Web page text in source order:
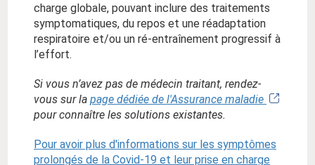
charge globale, pouvant inclure des traitements
symptomatiques, du repos et une réadaptation
respiratoire et/ou un ré-entraînement progressif à
l’effort.
Si vous n’avez pas de médecin traitant, rendez-
vous sur la page dédiée de l'Assurance maladie
pour connaître les solutions existantes.
Pour avoir plus d'informations sur les symptômes
prolongés de la Covid-19 et leur prise en charge